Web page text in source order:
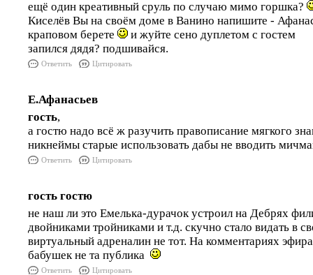
ещё один креативный сруль по случаю мимо горшка?
Киселёв Вы на своём доме в Ванино напишите -
краповом берете
и жуйте сено дуплетом с гостем
запился дядя? подшивайся.
Ответить Цитировать
Е.Афанасьев
гость,
а гостю надо всё ж разучить правописание мягкого
никнеймы старые использовать дабы не вводить
Ответить Цитировать
гость гостю
не наш ли это Емелька-дурачок устроил на Дебрях
двойниками тройниками и т.д. скучно стало видать в
виртуальный адреналин не тот. На комментариях
бабушек не та публика
Ответить Цитировать